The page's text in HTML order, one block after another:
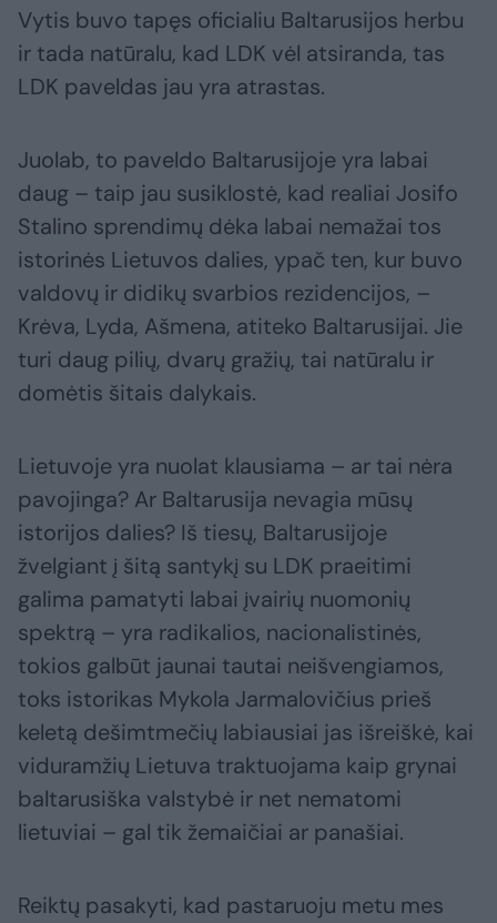
Vytis buvo tapęs oficialiu Baltarusijos herbu
ir tada natūralu, kad LDK vėl atsiranda, tas
LDK paveldas jau yra atrastas.
Juolab, to paveldo Baltarusijoje yra labai
daug – taip jau susiklostė, kad realiai Josifo
Stalino sprendimų dėka labai nemažai tos
istorinės Lietuvos dalies, ypač ten, kur buvo
valdovų ir didikų svarbios rezidencijos, –
Krėva, Lyda, Ašmena, atiteko Baltarusijai. Jie
turi daug pilių, dvarų gražių, tai natūralu ir
domėtis šitais dalykais.
Lietuvoje yra nuolat klausiama – ar tai nėra
pavojinga? Ar Baltarusija nevagia mūsų
istorijos dalies? Iš tiesų, Baltarusijoje
žvelgiant į šitą santykį su LDK praeitimi
galima pamatyti labai įvairių nuomonių
spektrą – yra radikalios, nacionalistinės,
tokios galbūt jaunai tautai neišvengiamos,
toks istorikas Mykola Jarmalovičius prieš
keletą dešimtmečių labiausiai jas išreiškė, kai
viduramžių Lietuva traktuojama kaip grynai
baltarusiška valstybė ir net nematomi
lietuviai – gal tik žemaičiai ar panašiai.
Reiktų pasakyti, kad pastaruoju metu mes